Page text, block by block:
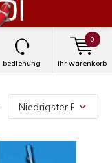
bedienung ihr warenkorb
0